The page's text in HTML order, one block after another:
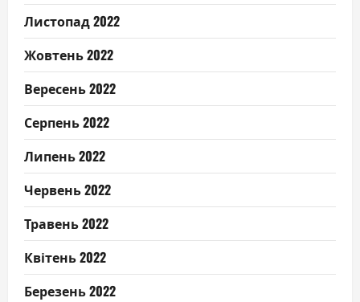
Листопад 2022
Жовтень 2022
Вересень 2022
Серпень 2022
Липень 2022
Червень 2022
Травень 2022
Квітень 2022
Березень 2022